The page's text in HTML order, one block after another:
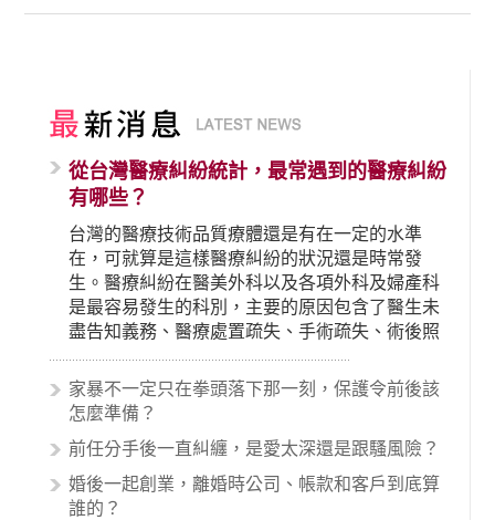
從台灣醫療糾紛統計，最常遇到的醫療糾紛
有哪些？
台灣的醫療技術品質療體還是有在一定的水準
在，可就算是這樣醫療糾紛的狀況還是時常發
生。醫療糾紛在醫美外科以及各項外科及婦產科
是最容易發生的科別，主要的原因包含了醫生未
盡告知義務、醫療處置疏失、手術疏失、術後照
顧失當、醫療費用的收取。雖然醫學進步，但醫
生與病患之間引起的糾紛還是經常發生。很多案
例中最後都走向訴訟流程，我們如果不幸遇到相
的內容其實非常多，有些案例…
家暴不一定只在拳頭落下那一刻，保護令前後該
怎麼準備？
前任分手後一直糾纏，是愛太深還是跟騷風險？
婚後一起創業，離婚時公司、帳款和客戶到底算
誰的？